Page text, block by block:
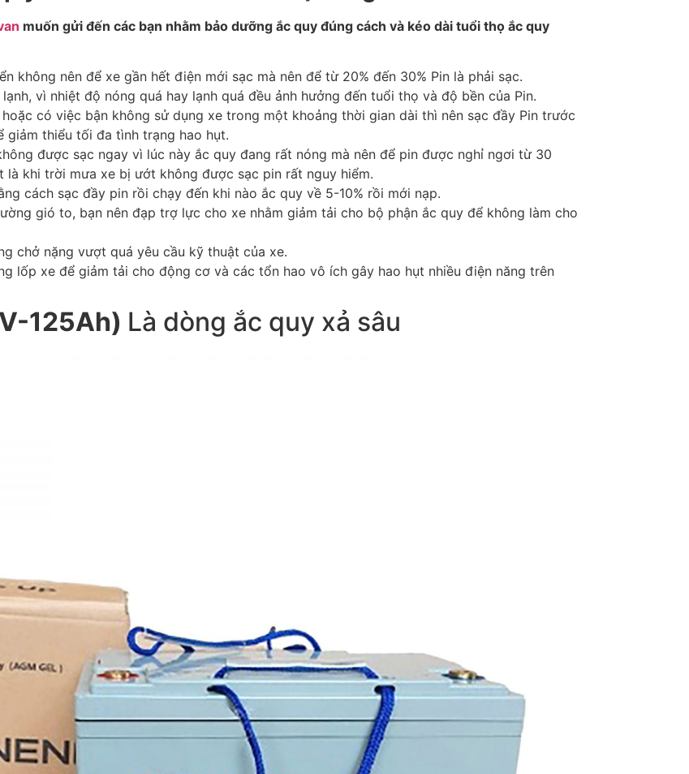
muốn gửi đến các bạn nhằm bảo dưỡng ắc quy đúng cách và kéo dài tuổi thọ ắc quy
không nên để xe gần hết điện mới sạc mà nên để từ 20% đến 30% Pin là phải sạc.
vì nhiệt độ nóng quá hay lạnh quá đều ảnh hưởng đến tuổi thọ và độ bền của Pin.
có việc bận không sử dụng xe trong một khoảng thời gian dài thì nên sạc đầy Pin trước
thiểu tối đa tình trạng hao hụt.
được sạc ngay vì lúc này ắc quy đang rất nóng mà nên để pin được nghỉ ngơi từ 30
khi trời mưa xe bị ướt không được sạc pin rất nguy hiểm.
cách sạc đầy pin rồi chạy đến khi nào ắc quy về 5-10% rồi mới nạp.
gió to, bạn nên đạp trợ lực cho xe nhằm giảm tải cho bộ phận ắc quy để không làm cho
chở nặng vượt quá yêu cầu kỹ thuật của xe.
lốp xe để giảm tải cho động cơ và các tổn hao vô ích gây hao hụt nhiều điện năng trên
125Ah) Là dòng ắc quy xả sâu